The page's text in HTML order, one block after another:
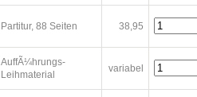
Partitur, 88 Seiten 38,95
AuffÃ¼hrungs-
Leihmaterial
variabel